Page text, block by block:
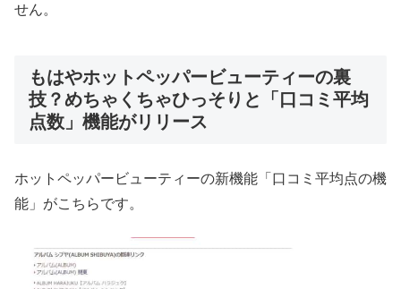
せん。
もはやホットペッパービューティーの裏
技？めちゃくちゃひっそりと「口コミ平均
点数」機能がリリース
ホットペッパービューティーの新機能「口コミ平均点の機
能」がこちらです。